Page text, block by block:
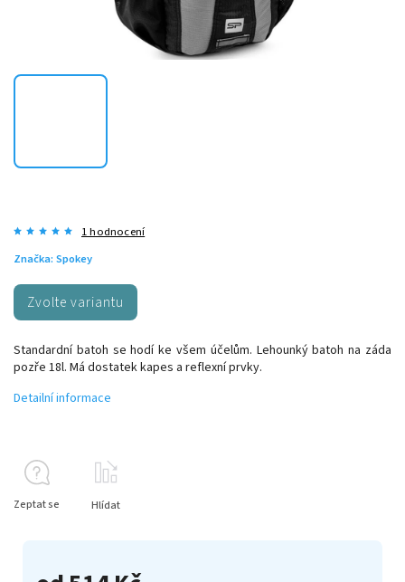
1 hodnocení
Značka: Spokey
Zvolte variantu
Standardní batoh se hodí ke všem účelům. Lehounký batoh na záda
pozře 18l. Má dostatek kapes a reflexní prvky.
Detailní informace
Zeptat se Hlídat